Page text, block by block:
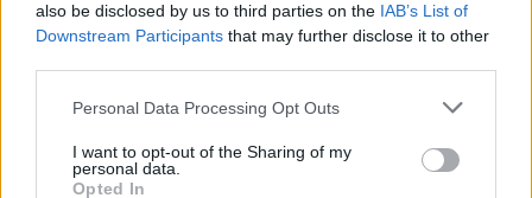
also be disclosed by us to third parties on the IAB’s List of
Downstream Participants that may further disclose it to other
Personal Data Processing Opt Outs
I want to opt-out of the Sharing of my
personal data.
Opted In